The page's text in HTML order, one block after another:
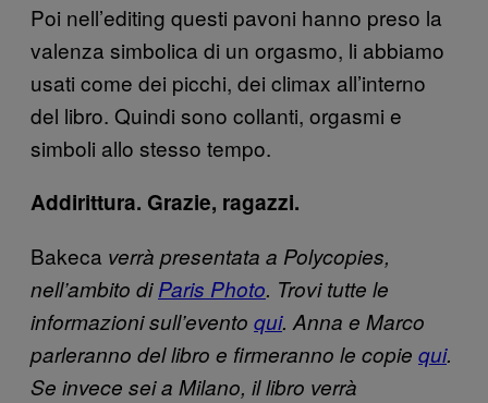
Poi nell’editing questi pavoni hanno preso la
valenza simbolica di un orgasmo, li abbiamo
usati come dei picchi, dei climax all’interno
del libro. Quindi sono collanti, orgasmi e
simboli allo stesso tempo.
Addirittura. Grazie, ragazzi.
Bakeca verrà presentata a Polycopies,
nell’ambito diParis Photo. Trovi tutte le
informazioni sull’evento qui. Anna e Marco
parleranno del libro e firmeranno le copie qui.
Se invece sei a Milano, il libro verrà